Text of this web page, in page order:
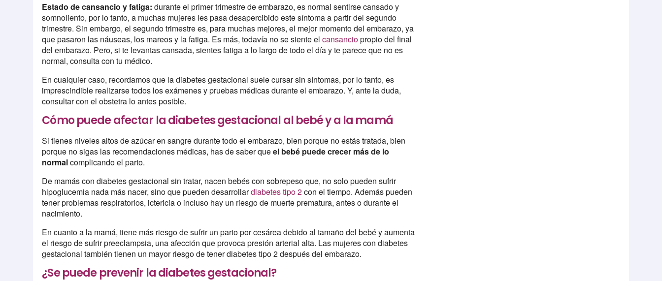
Estado de cansancio y fatiga: durante el primer trimestre de embarazo, es normal sentirse cansado y
somnoliento, por lo tanto, a muchas mujeres les pasa desapercibido este síntoma a partir del segundo
trimestre. Sin embargo, el segundo trimestre es, para muchas mejores, el mejor momento del embarazo, ya
que pasaron las náuseas, los mareos y la fatiga. Es más, todavía no se siente elcansanciopropio del final
del embarazo. Pero, si te levantas cansada, sientes fatiga a lo largo de todo el día y te parece que no es
normal, consulta con tu médico.
En cualquier caso, recordamos que la diabetes gestacional suele cursar sin síntomas, por lo tanto, es
imprescindible realizarse todos los exámenes y pruebas médicas durante el embarazo. Y, ante la duda,
consultar con el obstetra lo antes posible.
Cómo puede afectar la diabetes gestacional al bebé y a la mamá
Si tienes niveles altos de azúcar en sangre durante todo el embarazo, bien porque no estás tratada, bien
porque no sigas las recomendaciones médicas, has de saber queel bebé puede crecer más de lo
normalcomplicando el parto.
De mamás con diabetes gestacional sin tratar, nacen bebés con sobrepeso que, no solo pueden sufrir
hipoglucemia nada más nacer, sino que pueden desarrollardiabetes tipo 2con el tiempo. Además pueden
tener problemas respiratorios, ictericia o incluso hay un riesgo de muerte prematura, antes o durante el
nacimiento.
En cuanto a la mamá, tiene más riesgo de sufrir un parto por cesárea debido al tamaño del bebé y aumenta
el riesgo de sufrir preeclampsia, una afección que provoca presión arterial alta. Las mujeres con diabetes
gestacional también tienen un mayor riesgo de tener diabetes tipo 2 después del embarazo.
¿Se puede prevenir la diabetes gestacional?